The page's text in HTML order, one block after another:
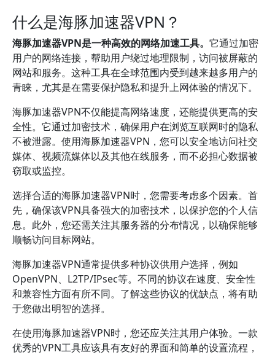
什么是海豚加速器VPN？
海豚加速器VPN是一种高效的网络加速工具。 它通过加密
用户的网络连接，帮助用户绕过地理限制，访问被屏蔽的
网站和服务。这种工具在全球范围内受到越来越多用户的
青睐，尤其是在需要保护隐私和提升上网体验的情况下。
海豚加速器VPN不仅能提高网络速度，还能提供更高的安
全性。它通过加密技术，确保用户在浏览互联网时的隐私
不被泄露。使用海豚加速器VPN，您可以安全地访问社交
媒体、视频流媒体以及其他在线服务，而不必担心数据被
窃取或监控。
选择合适的海豚加速器VPN时，您需要考虑多个因素。首
先，确保该VPN具备强大的加密技术，以保护您的个人信
息。此外，您还需关注其服务器的分布情况，以确保能够
顺畅访问目标网站。
海豚加速器VPN通常提供多种协议供用户选择，例如
OpenVPN、L2TP/IPsec等。不同的协议在速度、安全性
和兼容性方面有所不同。了解这些协议的优缺点，将有助
于您做出明智的选择。
在使用海豚加速器VPN时，您还应关注其用户体验。一款
优秀的VPN工具应该具有友好的界面和简单的设置流程，